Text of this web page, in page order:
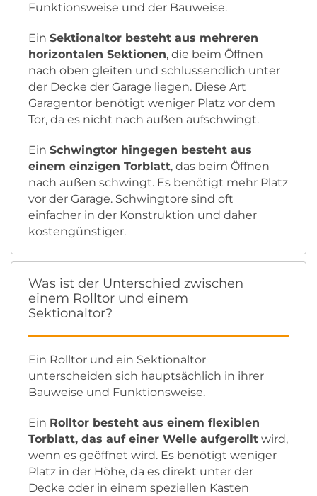
Funktionsweise und der Bauweise.
Ein Sektionaltor besteht aus mehreren
horizontalen Sektionen, die beim Öffnen
nach oben gleiten und schlussendlich unter
der Decke der Garage liegen. Diese Art
Garagentor benötigt weniger Platz vor dem
Tor, da es nicht nach außen aufschwingt.
Ein Schwingtor hingegen besteht aus
einem einzigen Torblatt, das beim Öffnen
nach außen schwingt. Es benötigt mehr Platz
vor der Garage. Schwingtore sind oft
einfacher in der Konstruktion und daher
kostengünstiger.
Was ist der Unterschied zwischen
einem Rolltor und einem
Sektionaltor?
Ein Rolltor und ein Sektionaltor
unterscheiden sich hauptsächlich in ihrer
Bauweise und Funktionsweise.
Ein Rolltor besteht aus einem flexiblen
Torblatt, das auf einer Welle aufgerollt wird,
wenn es geöffnet wird. Es benötigt weniger
Platz in der Höhe, da es direkt unter der
Decke oder in einem speziellen Kasten